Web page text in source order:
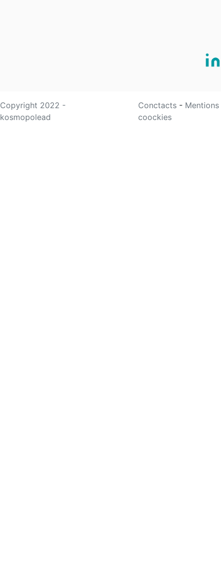
Copyright 2022 -
kosmopolead
Conctacts -
coockies